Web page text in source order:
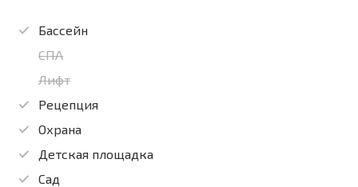
Бассейн
СПА
Лифт
Рецепция
Охрана
Детская площадка
Сад